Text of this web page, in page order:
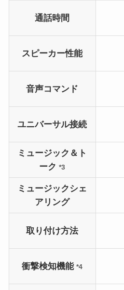
通話時間
スピーカー性能
音声コマンド
ユニバーサル接続
ミュージック＆ト
ーク*3
ミュージックシェ
アリング
取り付け方法
衝撃検知機能*4